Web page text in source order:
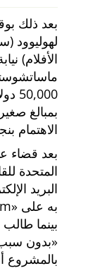
بعد ذلك
لهوليوود
الأفلام)
بمبالغ
الاهتمام
بعد قضاء
المتحدة
البريد
به على
بينما
بدون
بالمشروع